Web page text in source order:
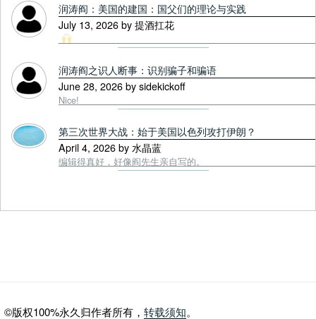
润涛阎：美国的建国：国父们的理论与实践
July 13, 2026 by 提酒扛花
润涛阎之识人断事：识别骗子和骗语
June 28, 2026 by sidekickoff
Nice!
第三次世界大战：始于美国以色列攻打伊朗？
April 4, 2026 by 水晶蓝
编辑得真好，好像阎先生亲自写的。
©版权100%永久归作者所有， 转载须知。